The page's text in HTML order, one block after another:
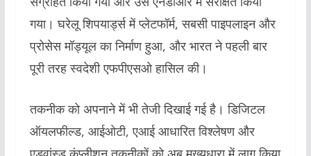
गया। घरेलू शिपयार्ड्स में प्लेटफॉर्म, सबसी पाइपलाइन और
प्रोसेस मॉड्यूल का निर्माण हुआ, और भारत ने पहली बार
पूरी तरह स्वदेशी एफपीएसओ हासिल की।
तकनीक को अपनाने में भी तेजी दिखाई गई है। डिजिटल
ऑयलफील्ड, आईओटी, एआई आधारित विश्लेषण और